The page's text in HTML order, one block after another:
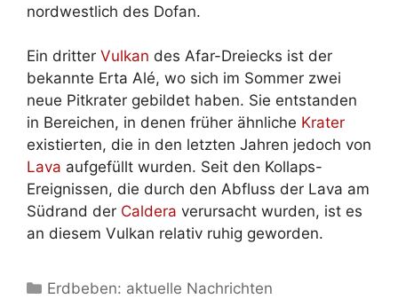
nordwestlich des Dofan.
Ein dritter Vulkan des Afar-Dreiecks ist der
bekannte Erta Alé, wo sich im Sommer zwei
neue Pitkrater gebildet haben. Sie entstanden
in Bereichen, in denen früher ähnliche Krater
existierten, die in den letzten Jahren jedoch von
Lava aufgefüllt wurden. Seit den Kollaps-
Ereignissen, die durch den Abfluss der Lava am
Südrand der Caldera verursacht wurden, ist es
an diesem Vulkan relativ ruhig geworden.
Kategorien
Erdbeben: aktuelle Nachrichten